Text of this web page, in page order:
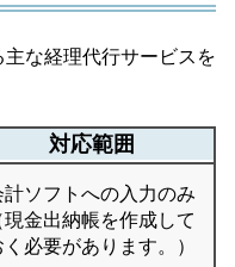
な経理代行サービスを
対応範囲
計ソフトへの入力のみ
現金出納帳を作成して
く必要があります。）